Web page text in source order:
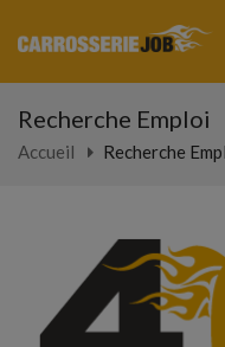
Recherche Emploi
Accueil Recherche